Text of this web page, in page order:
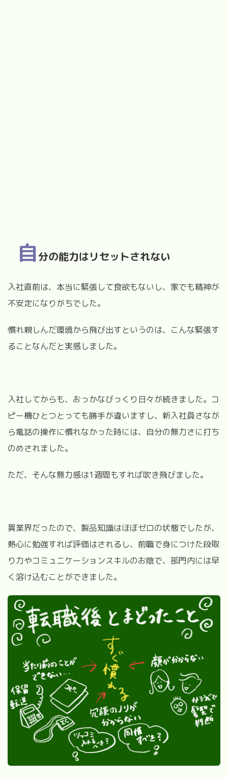
自分の能力はリセットされない
入社直前は、本当に緊張して食欲もないし、家でも精神が
不安定になりがちでした。
慣れ親しんだ環境から飛び出すというのは、こんな緊張す
ることなんだと実感しました。
入社してからも、おっかなびっくり日々が続きました。コ
ピー機ひとつとっても勝手が違いますし、新入社員さなが
ら電話の操作に慣れなかった時には、自分の無力さに打ち
のめされました。
ただ、そんな無力感は1週間もすれば吹き飛びました。
異業界だったので、製品知識はほぼゼロの状態でしたが、
熱心に勉強すれば評価はされるし、前職で身につけた段取
り力やコミュニケーションスキルのお陰で、部門内には早
く溶け込むことができました。